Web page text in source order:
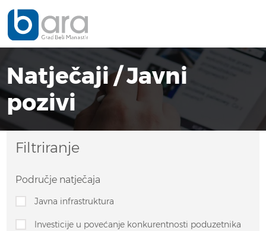
Natječaji / Javni
pozivi
Filtriranje
Područje natječaja
Javna infrastruktura
Investicije u povećanje konkurentnosti poduzetnika